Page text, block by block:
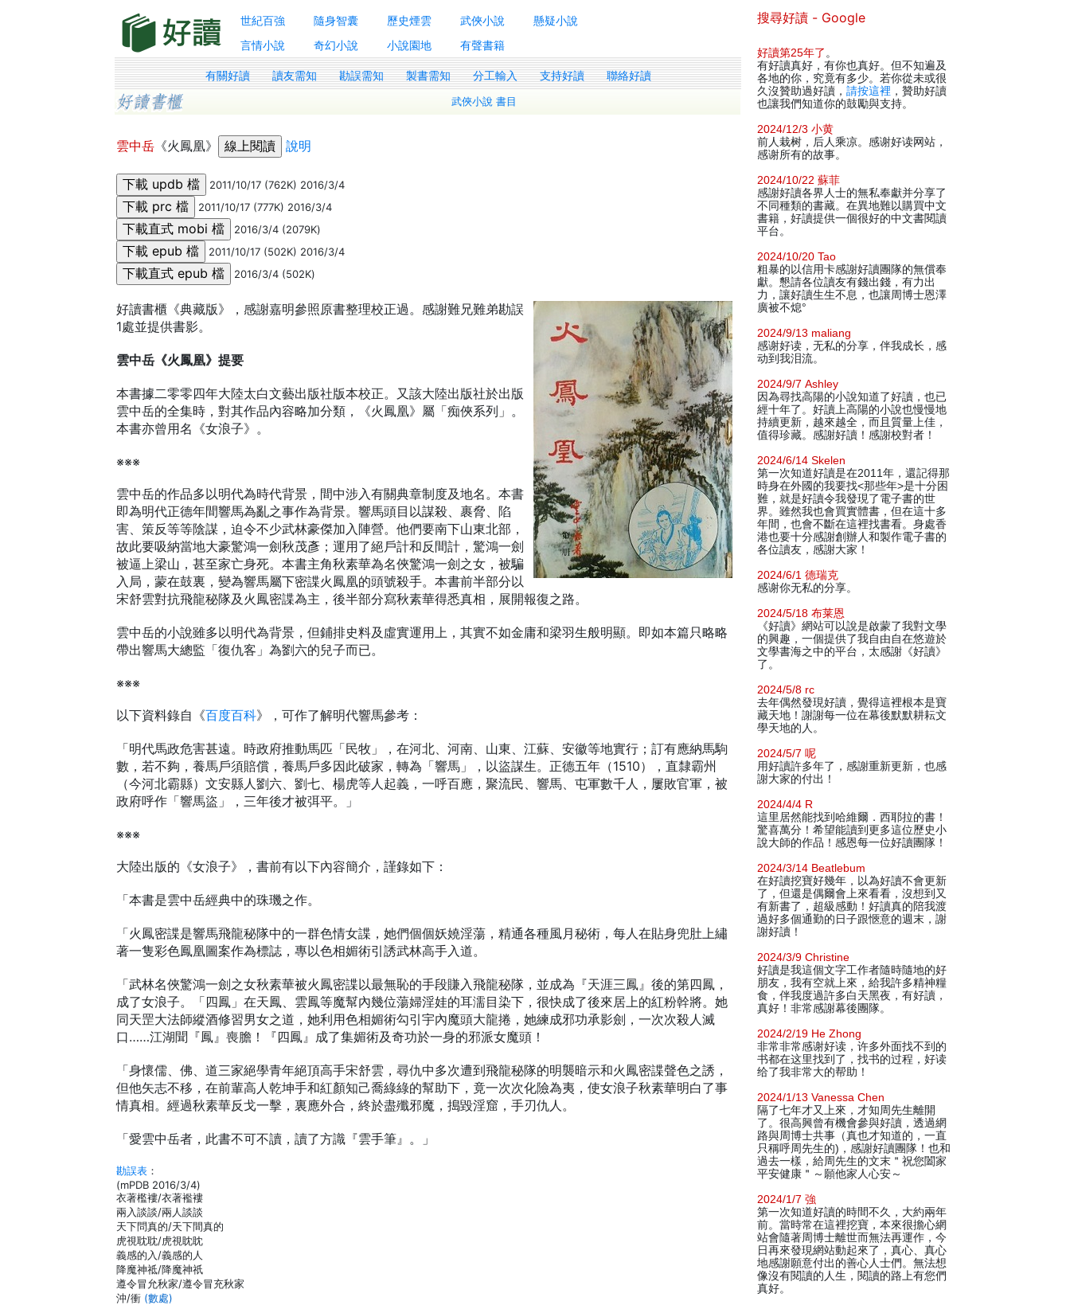
世紀百強 隨身智囊 歷史煙雲 武俠小說
懸疑小說
言情小說
奇幻小說 小說園地 有聲書籍
有關好讀 讀友需知 勘誤需知 製書需知 分工輸入 支持好讀 聯絡好讀
武俠小說 書目
雲中岳 《火鳳凰》 說明
2011/10/17 (762K) 2016/3/4
2011/10/17 (777K) 2016/3/4
2016/3/4 (2079K)
2011/10/17 (502K) 2016/3/4
2016/3/4 (502K)
好讀書櫃《典藏版》，感謝嘉明參照原書整理校正過。感謝難兄難弟勘誤
1處並提供書影。
雲中岳《火鳳凰》提要
本書據二零零四年大陸太白文藝出版社版本校正。又該大陸出版社於出版
雲中岳的全集時，對其作品內容略加分類，《火鳳凰》屬「痴俠系列」。
本書亦曾用名《女浪子》。
※※※
雲中岳的作品多以明代為時代背景，間中涉入有關典章制度及地名。本書
即為明代正德年間響馬為亂之事作為背景。響馬頭目以謀殺、裹脅、陷
害、策反等等陰謀，迫令不少武林豪傑加入陣營。他們要南下山東北部，
故此要吸納當地大豪驚鴻一劍秋茂彥；運用了絕戶計和反間計，驚鴻一劍
被逼上梁山，甚至家亡身死。本書主角秋素華為名俠驚鴻一劍之女，被騙
入局，蒙在鼓裏，變為響馬屬下密諜火鳳凰的頭號殺手。本書前半部分以
宋舒雲對抗飛龍秘隊及火鳳密諜為主，後半部分寫秋素華得悉真相，展開報復之路。
雲中岳的小說雖多以明代為背景，但鋪排史料及虛實運用上，其實不如金庸和梁羽生般明顯。即如本篇只略略
帶出響馬大總監「復仇客」為劉六的兒子而已。
※※※
以下資料錄自《百度百科》，可作了解明代響馬參考：
「明代馬政危害甚遠。時政府推動馬匹「民牧」，在河北、河南、山東、江蘇、安徽等地實行；訂有應納馬駒
數，若不夠，養馬戶須賠償，養馬戶多因此破家，轉為「響馬」，以盜謀生。正德五年（1510），直隸霸州
（今河北霸縣）文安縣人劉六、劉七、楊虎等人起義，一呼百應，聚流民、響馬、屯軍數千人，屢敗官軍，被
政府呼作「響馬盜」，三年後才被弭平。」
※※※
大陸出版的《女浪子》，書前有以下內容簡介，謹錄如下：
「本書是雲中岳經典中的珠璣之作。
「火鳳密諜是響馬飛龍秘隊中的一群色情女諜，她們個個妖嬈淫蕩，精通各種風月秘術，每人在貼身兜肚上繡
著一隻彩色鳳凰圖案作為標誌，專以色相媚術引誘武林高手入道。
「武林名俠驚鴻一劍之女秋素華被火鳳密諜以最無恥的手段賺入飛龍秘隊，並成為『天涯三鳳』後的第四鳳，
成了女浪子。「四鳳」在天鳳、雲鳳等魔幫內幾位蕩婦淫娃的耳濡目染下，很快成了後來居上的紅粉幹將。她
同天罡大法師縱酒修習男女之道，她利用色相媚術勾引宇內魔頭大龍捲，她練成邪功承影劍，一次次殺人滅
口……江湖聞『鳳』喪膽！『四鳳』成了集媚術及奇功於一身的邪派女魔頭！
「身懷儒、佛、道三家絕學青年絕頂高手宋舒雲，尋仇中多次遭到飛龍秘隊的明襲暗示和火鳳密諜聲色之誘，
但他矢志不移，在前輩高人乾坤手和紅顏知己喬綠綠的幫助下，竟一次次化險為夷，使女浪子秋素華明白了事
情真相。經過秋素華反戈一擊，裏應外合，終於盡殲邪魔，搗毀淫窟，手刃仇人。
「愛雲中岳者，此書不可不讀，讀了方識『雲手筆』。」
勘誤表 ：
(mPDB 2016/3/4)
衣著檻褸/衣著襤褸
兩入談談/兩人談談
天下問真的/天下間真的
虎視耽耽/虎視眈眈
義感的入/義感的人
降魔神祗/降魔神祇
遵令冒允秋家/遵令冒充秋家
沖/衝 (數處)
搜尋好讀 - Google
好讀第25年了 。
有好讀真好，有你也真好。但不知遍及
各地的你，究竟有多少。若你從未或很
久沒贊助過好讀， 請按這裡 ，贊助好讀
也讓我們知道你的鼓勵與支持。
2024/12/3 小黄
前人栽树，后人乘凉。感谢好读网站，
感谢所有的故事。
2024/10/22 蘇菲
感謝好讀各界人士的無私奉獻并分享了
不同種類的書藏。在異地難以購買中文
書籍，好讀提供一個很好的中文書閱讀
平台。
2024/10/20 Tao
粗暴的以信用卡感謝好讀團隊的無償奉
獻。懇請各位讀友有錢出錢，有力出
力，讓好讀生生不息，也讓周博士恩澤
廣被不熄°
2024/9/13 maliang
感谢好读，无私的分享，伴我成长，感
动到我泪流。
2024/9/7 Ashley
因為尋找高陽的小說知道了好讀，也已
經十年了。好讀上高陽的小說也慢慢地
持續更新，越來越全，而且質量上佳，
值得珍藏。感謝好讀！感謝校對者！
2024/6/14 Skelen
第一次知道好讀是在2011年，還記得那
時身在外國的我要找<那些年>是十分困
難，就是好讀令我發現了電子書的世
界。雖然我也會買實體書，但在這十多
年間，也會不斷在這裡找書看。身處香
港也要十分感謝創辦人和製作電子書的
各位讀友，感謝大家！
2024/6/1 德瑞克
感谢你无私的分享。
2024/5/18 布莱恩
《好讀》網站可以說是啟蒙了我對文學
的興趣，一個提供了我自由自在悠遊於
文學書海之中的平台，太感謝《好讀》
了。
2024/5/8 rc
去年偶然發現好讀，覺得這裡根本是寶
藏天地！謝謝每一位在幕後默默耕耘文
學天地的人。
2024/5/7 呢
用好讀許多年了，感謝重新更新，也感
謝大家的付出！
2024/4/4 R
這里居然能找到哈維爾．西耶拉的書！
驚喜萬分！希望能讀到更多這位歷史小
說大師的作品！感恩每一位好讀團隊！
2024/3/14 Beatlebum
在好讀挖寶好幾年，以為好讀不會更新
了，但還是偶爾會上來看看，沒想到又
有新書了，超級感動！好讀真的陪我渡
過好多個通勤的日子跟愜意的週末，謝
謝好讀！
2024/3/9 Christine
好讀是我這個文字工作者隨時隨地的好
朋友，我有空就上來，給我許多精神糧
食，伴我度過許多白天黑夜，有好讀，
真好！非常感謝幕後團隊。
2024/2/19 He Zhong
非常非常感谢好读，许多外面找不到的
书都在这里找到了，找书的过程，好读
给了我非常大的帮助！
2024/1/13 Vanessa Chen
隔了七年才又上來，才知周先生離開
了。很高興曾有機會參與好讀，透過網
路與周博士共事（真也才知道的，一直
只稱呼周先生的)，感謝好讀團隊！也和
過去一樣，給周先生的文末＂祝您闔家
平安健康＂～願他家人心安～
2024/1/7 強
第一次知道好讀的時間不久，大約兩年
前。當時常在這裡挖寶，本來很擔心網
站會隨著周博士離世而無法再運作，今
日再來發現網站動起來了，真心、真心
地感謝願意付出的善心人士們。無法想
像沒有閱讀的人生，閱讀的路上有您們
真好。